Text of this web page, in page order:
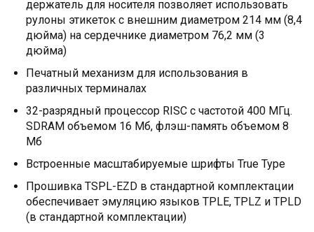
держатель для носителя позволяет использовать
рулоны этикеток с внешним диаметром 214 мм (8,4
дюйма) на сердечнике диаметром 76,2 мм (3
дюйма)
Печатный механизм для использования в
различных терминалах
32-разрядный процессор RISC с частотой 400 МГц.
SDRAM объемом 16 Мб, флэш-память объемом 8
Мб
Встроенные масштабируемые шрифты True Type
Прошивка TSPL-EZD в стандартной комплектации
обеспечивает эмуляцию языков TPLE, TPLZ и TPLD
(в стандартной комплектации)